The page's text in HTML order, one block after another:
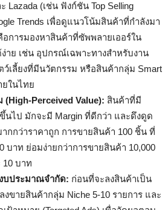
Lazada (เช่น ฟังก์ชัน Top Selling
Trends เพื่อดูแนวโน้มสินค้าที่กำลังมา
การมองหาสินค้าที่ซัพพลายเออร์ใน
ง่าย เช่น อุปกรณ์เฉพาะทางสำหรับงาน
ว์เลี้ยงที่มีนวัตกรรม หรือสินค้ากลุ่ม Smart
ยในไทย
Perceived Value): สินค้าที่มี
นไป มักจะมี Margin ที่ดีกว่า และดึงดูด
กว่าราคาถูก การขายสินค้า 100 ชิ้น ที่
บาท ย่อมง่ายกว่าการขายสินค้า 10,000
บาท
บประมาณจำกัด: ก่อนที่จะลงสินค้าเป็น
ขายสินค้ากลุ่ม Niche 5-10 รายการ และ